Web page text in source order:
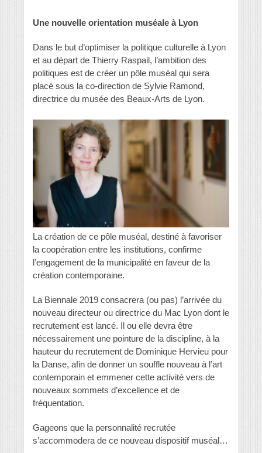
Une nouvelle orientation muséale à Lyon
Dans le but d’optimiser la politique culturelle à Lyon
et au départ de Thierry Raspail, l’ambition des
politiques est de créer un pôle muséal qui sera
placé sous la co-direction de Sylvie Ramond,
directrice du musée des Beaux-Arts de Lyon.
La création de ce pôle muséal, destiné à favoriser
la coopération entre les institutions, confirme
l’engagement de la municipalité en faveur de la
création contemporaine.
La Biennale 2019 consacrera (ou pas) l’arrivée du
nouveau directeur ou directrice du Mac Lyon dont le
recrutement est lancé. Il ou elle devra être
nécessairement une pointure de la discipline, à la
hauteur du recrutement de Dominique Hervieu pour
la Danse, afin de donner un souffle nouveau à l’art
contemporain et emmener cette activité vers de
nouveaux sommets d’excellence et de
fréquentation.
Gageons que la personnalité recrutée
s’accommodera de ce nouveau dispositif muséal…